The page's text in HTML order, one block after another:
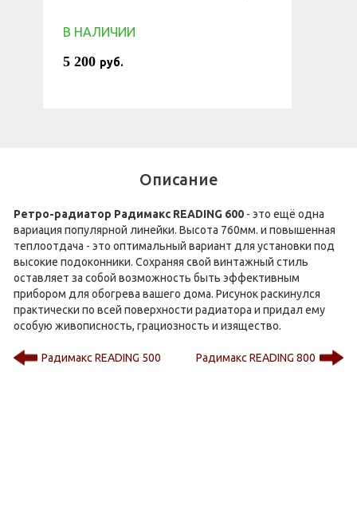
В НАЛИЧИИ
5 200 руб.
Описание
Ретро-радиатор Радимакс READING 600 - это ещё одна
вариация популярной линейки. Высота 760мм. и повышенная
теплоотдача - это оптимальный вариант для установки под
высокие подоконники. Сохраняя свой винтажный стиль
оставляет за собой возможность быть эффективным
прибором для обогрева вашего дома. Рисунок раскинулся
практически по всей поверхности радиатора и придал ему
особую живописность, грациозность и изящество.
Радимакс READING 500 Радимакс READING 800